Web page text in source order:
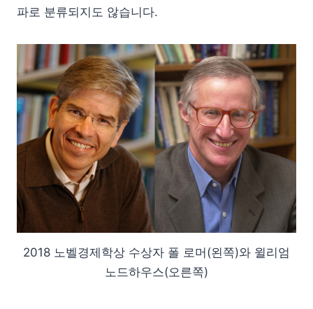
파로 분류되지도 않습니다.
2018 노벨경제학상 수상자 폴 로머(왼쪽)와 윌리엄
노드하우스(오른쪽)